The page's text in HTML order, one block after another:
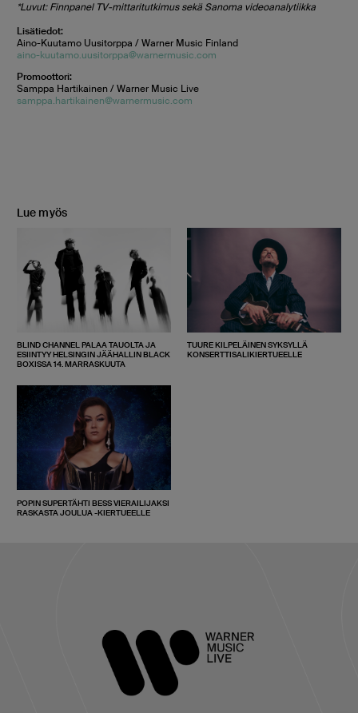
*Luvut: Finnpanel TV-mittaritutkimus sekä Sanoma videoanalytiikka
Lisätiedot:
Aino-Kuutamo Uusitorppa / Warner Music Finland
aino-kuutamo.uusitorppa@warnermusic.com
Promoottori:
Samppa Hartikainen / Warner Music Live
samppa.hartikainen@warnermusic.com
Lue myös
BLIND CHANNEL PALAA TAUOLTA JA
ESIINTYY HELSINGIN JÄÄHALLIN BLACK
BOXISSA 14. MARRASKUUTA
TUURE KILPELÄINEN SYKSYLLÄ
KONSERTTISALIKIERTUEELLE
POPIN SUPERTÄHTI BESS VIERAILIJAKSI
RASKASTA JOULUA -KIERTUEELLE